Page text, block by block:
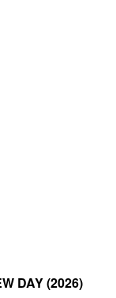
DAY (2026)